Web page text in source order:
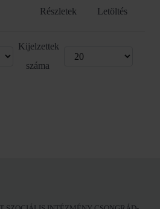
Letöltés
Részletek
Kijelzettek
száma